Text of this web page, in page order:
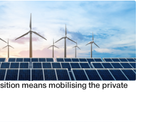
means mobilising the private